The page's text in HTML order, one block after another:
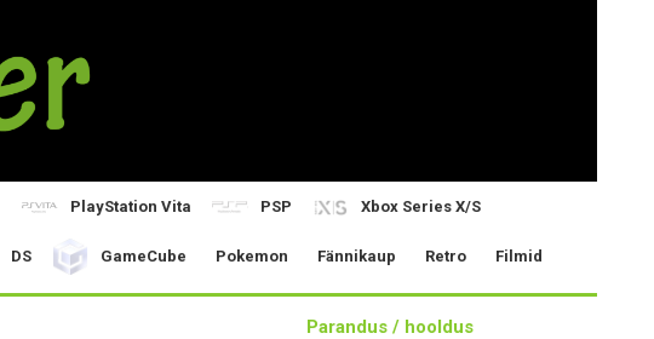
PlayStation Vita PSP Xbox Series X/S
DS GameCube Pokemon Fännikaup Retro Filmid
Parandus / hooldus